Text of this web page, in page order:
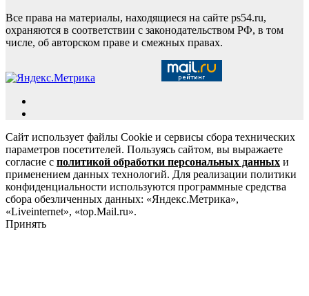
Все права на материалы, находящиеся на сайте ps54.ru,
охраняются в соответствии с законодательством РФ, в том
числе, об авторском праве и смежных правах.
Сайт использует файлы Cookie и сервисы сбора технических
параметров посетителей. Пользуясь сайтом, вы выражаете
согласие с политикой обработки персональных данных и
применением данных технологий. Для реализации политики
конфиденциальности используются программные средства
сбора обезличенных данных: «Яндекс.Метрика»,
«Liveinternet», «top.Mail.ru».
Принять